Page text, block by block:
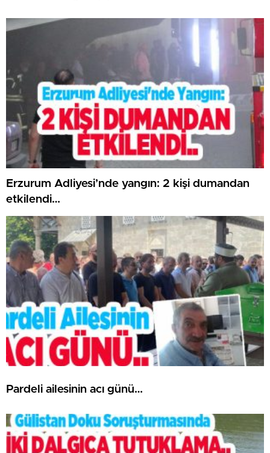
Erzurum Adliyesi’nde yangın: 2 kişi dumandan
etkilendi…
Pardeli ailesinin acı günü…